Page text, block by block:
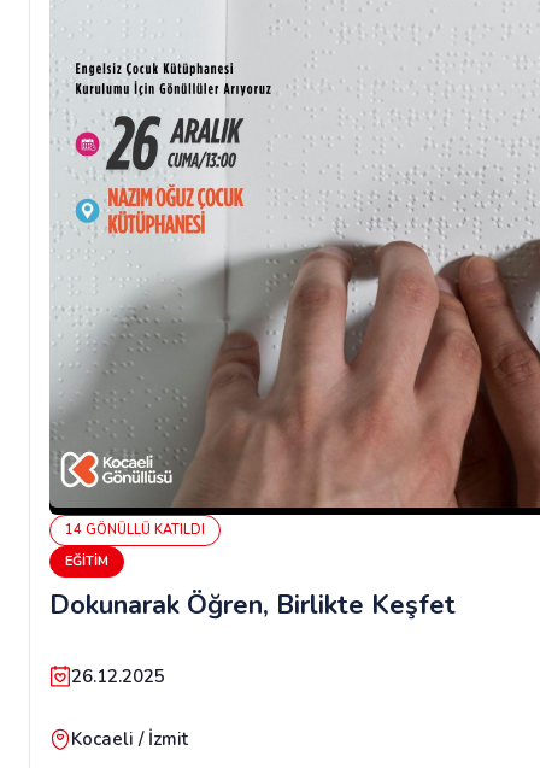
14 GÖNÜLLÜ KATILDI
EĞITIM
Dokunarak Öğren, Birlikte Keşfet
26.12.2025
Kocaeli / İzmit